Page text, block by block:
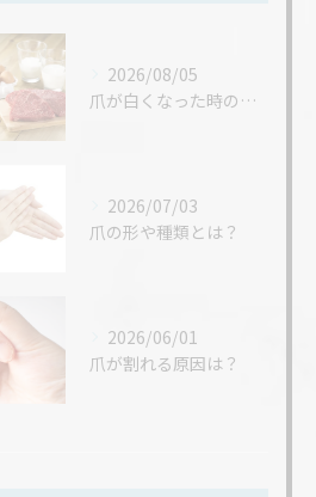
2026/08/05
爪が白くなった時の改善策
2026/07/03
爪の形や種類とは？
2026/06/01
爪が割れる原因は？